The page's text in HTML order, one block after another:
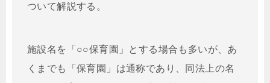
ついて解説する。
施設名を「○○保育園」とする場合も多いが、あ
くまでも「保育園」は通称であり、同法上の名